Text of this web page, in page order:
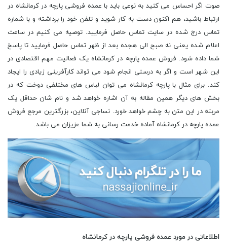
صوت اگر احساس می کنید به نوعی باید با عمده فروشی پارچه در کرمانشاه در
ارتباط باشید، هم اکنون دست به کار شوید و تلفن خود را برداشته و با شماره
تماس درج شده در سایت تماس حاصل فرمایید. توصیه می کنیم در ساعت
اعلام شده یعنی نه صبح الی هجده بعد از ظهر تماس حاصل فرمایید تا پاسخ
شما داده شود. فروش عمده پارچه در کرمانشاه یک فعالیت مهم اقتصادی در
این شهر است و اگر به درستی انجام شود می تواند کارآفرینی زیادی را ایجاد
کند. برای مثال با پارچه کرمانشاه می توان لباس های مختلفی دوخت که در
بخش های دیگر همین مقاله به آن اشاره خواهد شد و نام شان حداقل یک
مربته در این متن به چشم خواهد خورد. نساجی آنلاین، بزرگترین مرجع فروش
عمده پارچه در کرمانشاه آماده خدمت رسانی به شما عزیزان می باشد.
اطلاعاتی در مورد عمده فروشی پارچه در کرمانشاه